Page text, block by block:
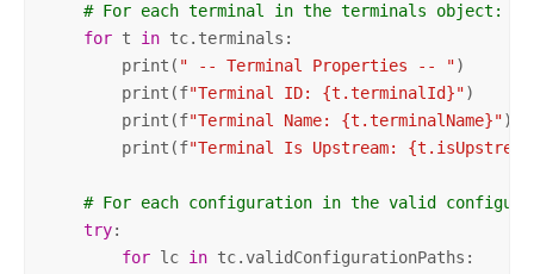
# For each terminal in the terminals object:
for t in tc.terminals:
        print(
" -- Terminal Properties -- ")
        print(f
"Terminal ID: {t.terminalId}")
        print(f
"Terminal Name: {t.terminalName}")
        print(f
"Terminal Is Upstream:
# For each configuration in the valid
try:
for lc in tc.validConfigurationPaths: